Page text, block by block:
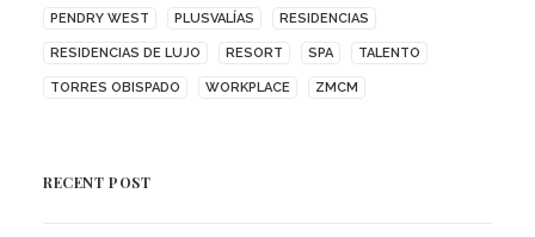
PENDRY WEST PLUSVALÍAS RESIDENCIAS
RESIDENCIAS DE LUJO RESORT SPA TALENTO
TORRES OBISPADO WORKPLACE ZMCM
RECENT POST